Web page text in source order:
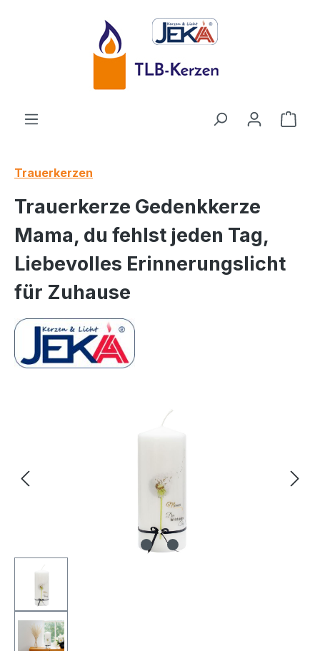
Zum Hauptinhalt springen
Trauerkerzen
Trauerkerze Gedenkkerze
Mama, du fehlst jeden Tag,
Liebevolles Erinnerungslicht
für Zuhause